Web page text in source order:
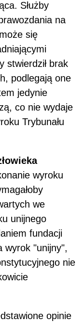
Służby
na
się
stwierdził brak
podlegają one
jedynie
co nie wydaje
Trybunału
wyroku
we
unijnego
fundacji
wyrok "unijny",
nie
opinie